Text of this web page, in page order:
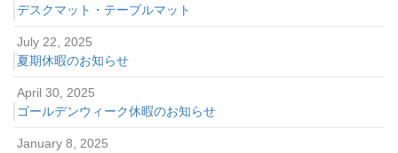
デスクマット・テーブルマット
July 22, 2025
夏期休暇のお知らせ
April 30, 2025
ゴールデンウィーク休暇のお知らせ
January 8, 2025